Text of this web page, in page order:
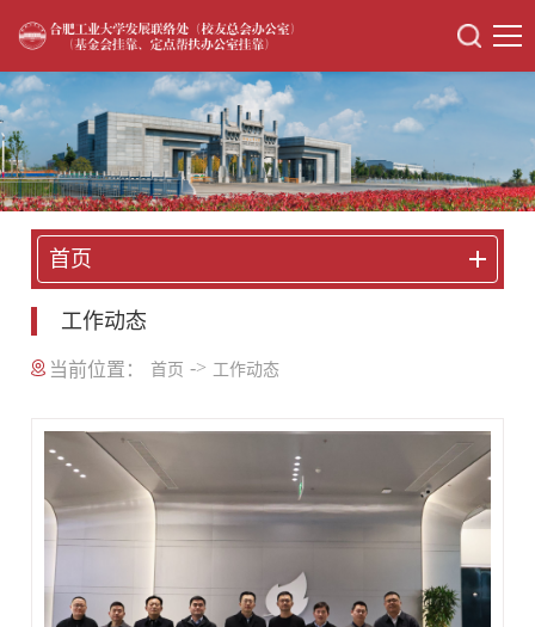
首页
工作动态
当前位置： 首页 -> 工作动态